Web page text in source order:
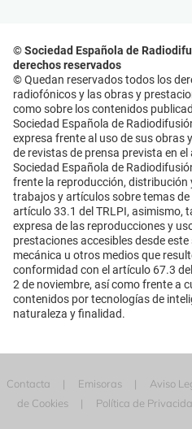
© Sociedad Española de
derechos reservados
© Quedan reservados todos los
radiofónicos y las obras y
como sobre los contenidos
Sociedad Española de
expresa frente al uso de sus obras
de revistas de prensa prevista en
Sociedad Española de
frente la reproducción,
trabajos y artículos sobre temas
artículo 33.1 del TRLPI, asimismo,
expresa de las reproducciones y
prestaciones accesibles desde
mecánica u otros medios que
conformidad con el artículo 67.3
2 de noviembre, así como frente a
contenidos por tecnologías de
naturaleza y finalidad.
Contacta Emisoras Aviso
de Cookies
Política de